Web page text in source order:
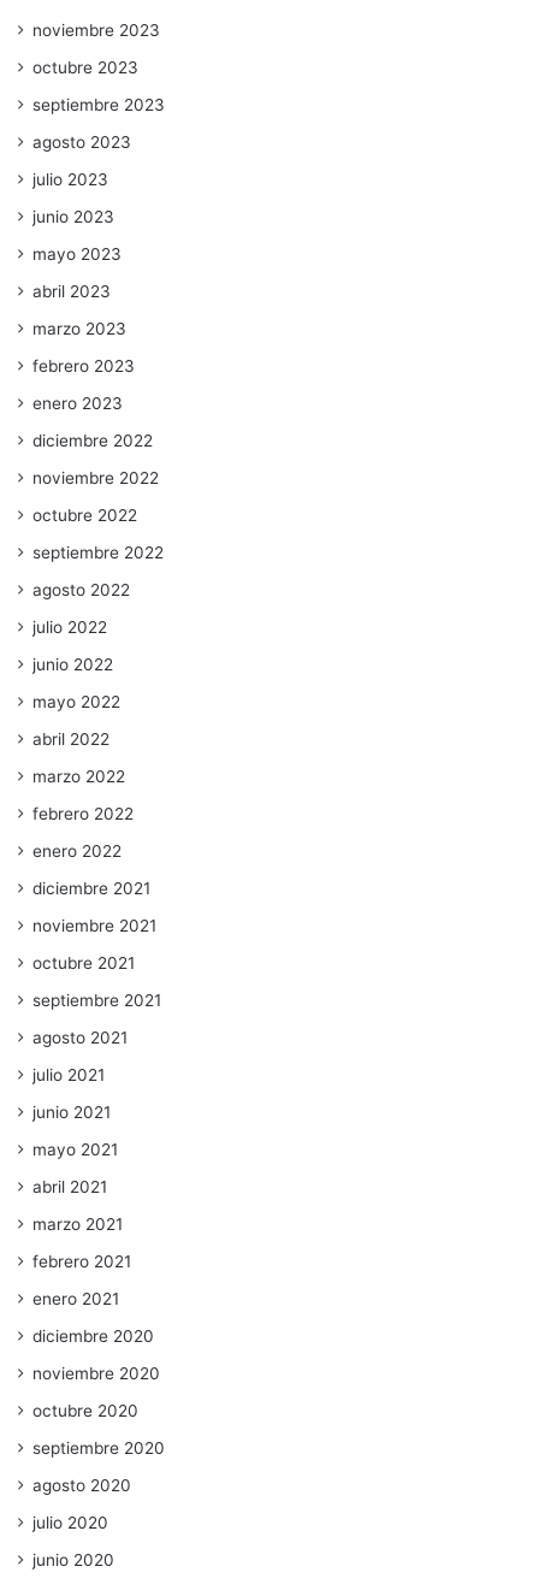
noviembre 2023
octubre 2023
septiembre 2023
agosto 2023
julio 2023
junio 2023
mayo 2023
abril 2023
marzo 2023
febrero 2023
enero 2023
diciembre 2022
noviembre 2022
octubre 2022
septiembre 2022
agosto 2022
julio 2022
junio 2022
mayo 2022
abril 2022
marzo 2022
febrero 2022
enero 2022
diciembre 2021
noviembre 2021
octubre 2021
septiembre 2021
agosto 2021
julio 2021
junio 2021
mayo 2021
abril 2021
marzo 2021
febrero 2021
enero 2021
diciembre 2020
noviembre 2020
octubre 2020
septiembre 2020
agosto 2020
julio 2020
junio 2020